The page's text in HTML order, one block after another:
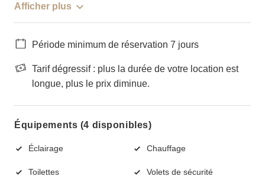
Afficher plus
Période minimum de réservation 7 jours
Tarif dégressif : plus la durée de votre location est
longue, plus le prix diminue.
Équipements (4 disponibles)
Éclairage Chauffage
Toilettes Volets de sécurité